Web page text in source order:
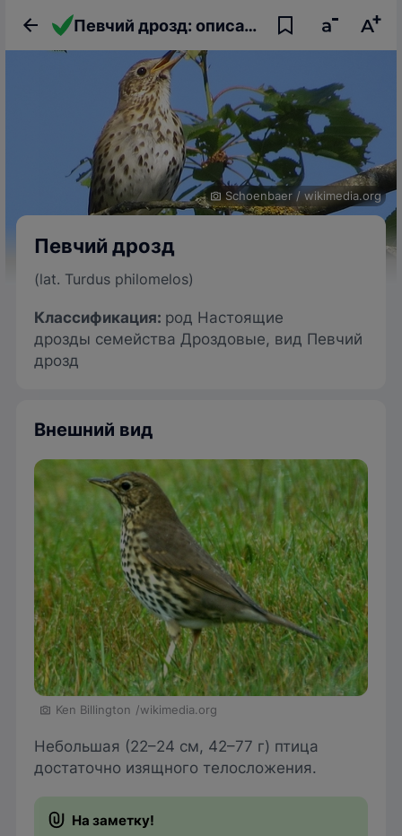
Певчий дрозд: описание птицы, фото, образ жизни и интересные факты
Schoenbaer /wikimedia.org
Певчий дрозд
(lat. Turdus philomelos)
Классификация: род Настоящие
дрозды семейства Дроздовые, вид Певчий
дрозд
Внешний вид
Ken Billington /wikimedia.org
Небольшая (22–24 см, 42–77 г) птица
достаточно изящного телосложения.